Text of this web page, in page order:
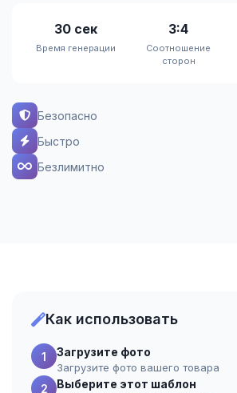
30 сек
Время генерации
3:4
Соотношение
сторон
Безопасно
Быстро
Безлимитно
Как использовать
1 Загрузите фото
Загрузите фото вашего товара
2 Выберите этот шаблон